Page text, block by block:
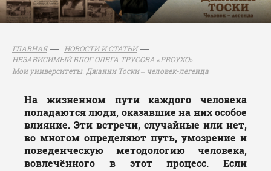
ГЛАВНАЯ
НОВОСТИ И СТАТЬИ
НЕЗАВИСИМЫЙ БЛОГ ОЛЕГА ТРУСОВА «PROУХО»
Мои университеты. Джанни Тоски – человек-легенда
На жизненном пути каждого человека
попадаются люди, оказавшие на них особое
влияние. Эти встречи, случайные или нет,
во многом определяют путь, умозрение и
поведенческую методологию человека,
вовлечённого в этот процесс. Если